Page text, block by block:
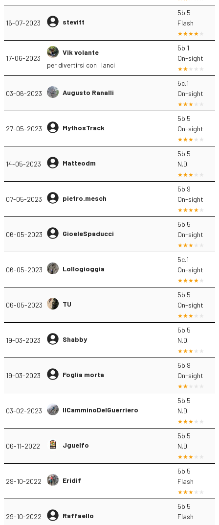
16-07-2023 stevitt
5b.5
Flash
17-06-2023
Vik volante
per divertirsi con i lanci
5b.1
On-sight
03-06-2023 Augusto Ranalli
5c.1
On-sight
27-05-2023 MythosTrack
5b.5
On-sight
14-05-2023 Matteodm
5b.5
N.D.
07-05-2023 pietro.mesch
5b.9
On-sight
06-05-2023 GioeleSpaducci
5b.5
On-sight
06-05-2023 Lollogioggia
5c.1
On-sight
06-05-2023 TU
5b.5
On-sight
19-03-2023 Shabby
5b.5
N.D.
19-03-2023 Foglia morta
5b.9
On-sight
03-02-2023 IlCamminoDelGuerriero
5b.5
N.D.
06-11-2022 Jguelfo
5b.5
N.D.
29-10-2022 Eridif
5b.5
Flash
29-10-2022 Raffaello
5b.5
Flash